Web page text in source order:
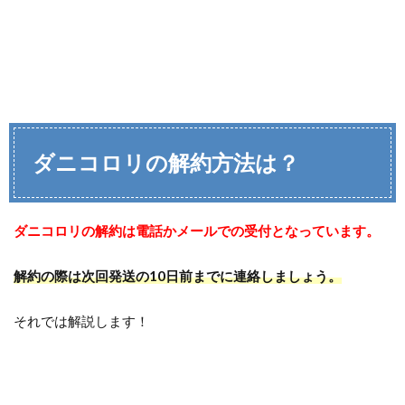
ダニコロリの解約方法は？
ダニコロリの解約は電話かメールでの受付となっています。
解約の際は次回発送の10日前までに連絡しましょう。
それでは解説します！